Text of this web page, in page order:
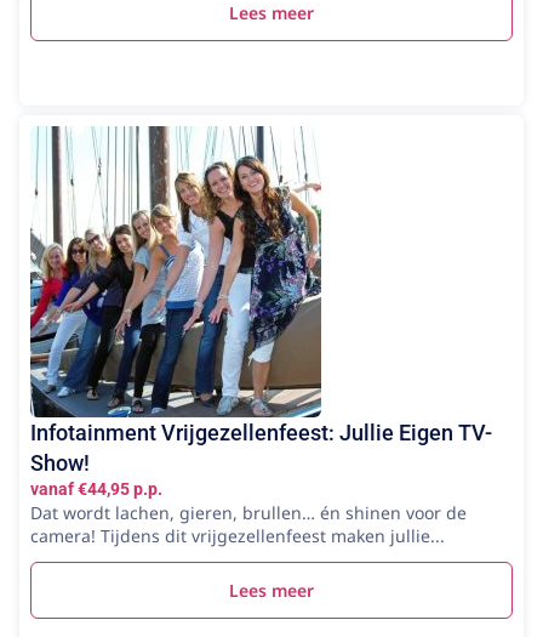
Lees meer
Infotainment Vrijgezellenfeest: Jullie Eigen TV-
Show!
vanaf €44,95 p.p.
Dat wordt lachen, gieren, brullen… én shinen voor de
camera! Tijdens dit vrijgezellenfeest maken jullie...
Lees meer